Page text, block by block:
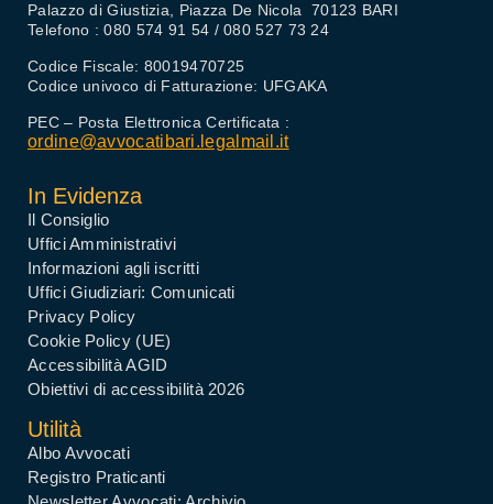
Palazzo di Giustizia, Piazza De Nicola 70123 BARI
Telefono : 080 574 91 54 / 080 527 73 24
Codice Fiscale: 80019470725
Codice univoco di Fatturazione: UFGAKA
PEC – Posta Elettronica Certificata :
ordine@avvocatibari.legalmail.it
In Evidenza
Il Consiglio
Uffici Amministrativi
Informazioni agli iscritti
Uffici Giudiziari: Comunicati
Privacy Policy
Cookie Policy (UE)
Accessibilità AGID
Obiettivi di accessibilità 2026
Utilità
Albo Avvocati
Registro Praticanti